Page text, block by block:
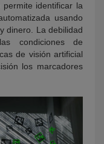
identificar la
usando
dinero. La debilidad
condiciones de
de visión artificial
los marcadores